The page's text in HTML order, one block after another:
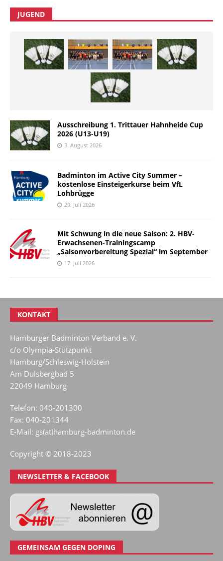
JUGEND
Ausschreibung 1. Trittauer Hahnheide Cup
2026 (U13-U19)
3. August 2026
Badminton im Active City Summer –
kostenlose Einsteigerkurse beim VfL
Lohbrügge
29. Juli 2026
Mit Schwung in die neue Saison: 2. HBV-
Erwachsenen-Trainingscamp
„Saisonvorbereitung Spezial“ im September
17. Juli 2026
KONTAKT
Hamburger Badminton Verband e. V.
c/o Olympia-Stützpunkt
Hamburg/Schleswig-Holstein
Am Dulsbergbad 5
22049 Hamburg
Telefon: 040-201300
Fax: 040-201344
E-Mail: gs(at)hamburg-badminton.de
Copyright © 2018-2023
NEWSLETTER & FACEBOOK
GEMEINSAM GEGEN DOPING